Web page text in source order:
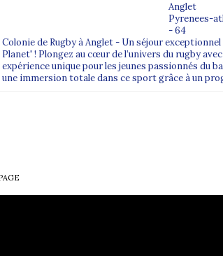
Anglet
Pyrenees-
- 64
Colonie de Rugby à Anglet - Un séjour
Planet' ! Plongez au cœur de l’univers du rugby
expérience unique pour les jeunes passionnés du
une immersion totale dans ce sport grâce à un